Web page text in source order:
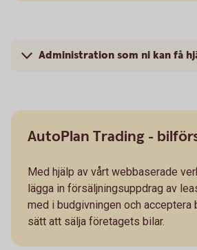
Administration som ni kan få
AutoPlan Trading -
Med hjälp av vårt webbaserade
lägga in försäljningsuppdrag av
med i budgivningen och acceptera
sätt att sälja företagets bilar.